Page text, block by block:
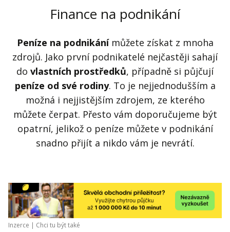
Finance na podnikání
Peníze na podnikánímůžete získat z mnoha
zdrojů. Jako první podnikatelé nejčastěji sahají
do vlastních prostředků, případně si půjčují
peníze od své rodiny. To je nejjednodušším a
možná i nejjistějším zdrojem, ze kterého
můžete čerpat. Přesto vám doporučujeme být
opatrní, jelikož o peníze můžete v podnikání
snadno přijít a nikdo vám je nevrátí.
Inzerce | Chci tu být také